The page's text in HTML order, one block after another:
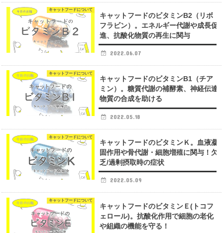
キャットフードについて
キャットフードのビタミンB2（リボ
フラビン）。エネルギー代謝や成長促
進、抗酸化物質の再生に関与
2022.06.07
キャットフードについて
キャットフードのビタミンB1（チア
ミン）。糖質代謝の補酵素、神経伝達
物質の合成を助ける
2022.05.18
キャットフードについて
キャットフードのビタミンＫ。血液凝
固作用や骨代謝・細胞増殖に関与！欠
乏/過剰摂取時の症状
2022.05.09
キャットフードについて
キャットフードのビタミンＥ(トコフ
ェロール)。抗酸化作用で細胞の老化
や組織の機能を守る！